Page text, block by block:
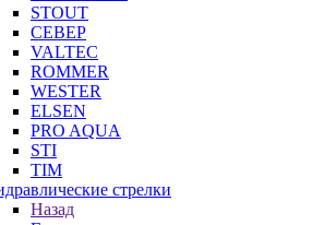
STOUT
СЕВЕР
VALTEC
ROMMER
WESTER
ELSEN
PRO AQUA
STI
TIM
стрелки
Назад